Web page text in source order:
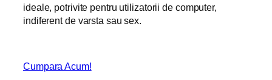
ideale, potrivite pentru utilizatorii de computer,
indiferent de varsta sau sex.
Cumpara Acum!